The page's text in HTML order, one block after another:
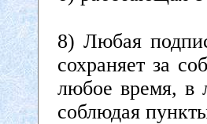
8) Любая
сохраняет за
любое время, в
соблюдая